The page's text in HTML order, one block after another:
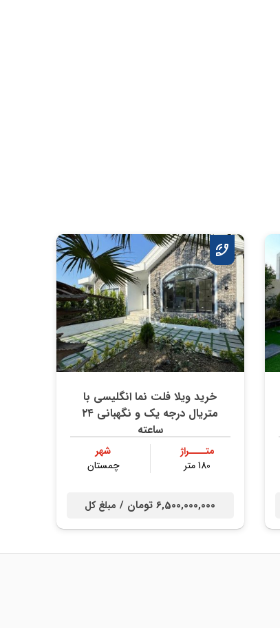
خريد ویلا فلت نما انگلیسی با
متریال درجه‌ یک و نگهبانی ۲۴
ساعته
متــــراژ
180 متر
شهر
چمستان
6,500,000,000 تومان / مبلغ کل